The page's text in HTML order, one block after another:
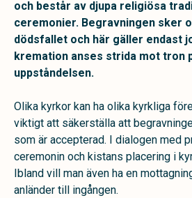
och består av djupa religiösa
ceremonier. Begravningen sker
dödsfallet och här gäller endast
kremation anses strida mot tron
uppståndelsen.
Olika kyrkor kan ha olika kyrkliga
viktigt att säkerställa att
som är accepterad. I dialogen med
ceremonin och kistans placering i
Ibland vill man även ha en
anländer till ingången.